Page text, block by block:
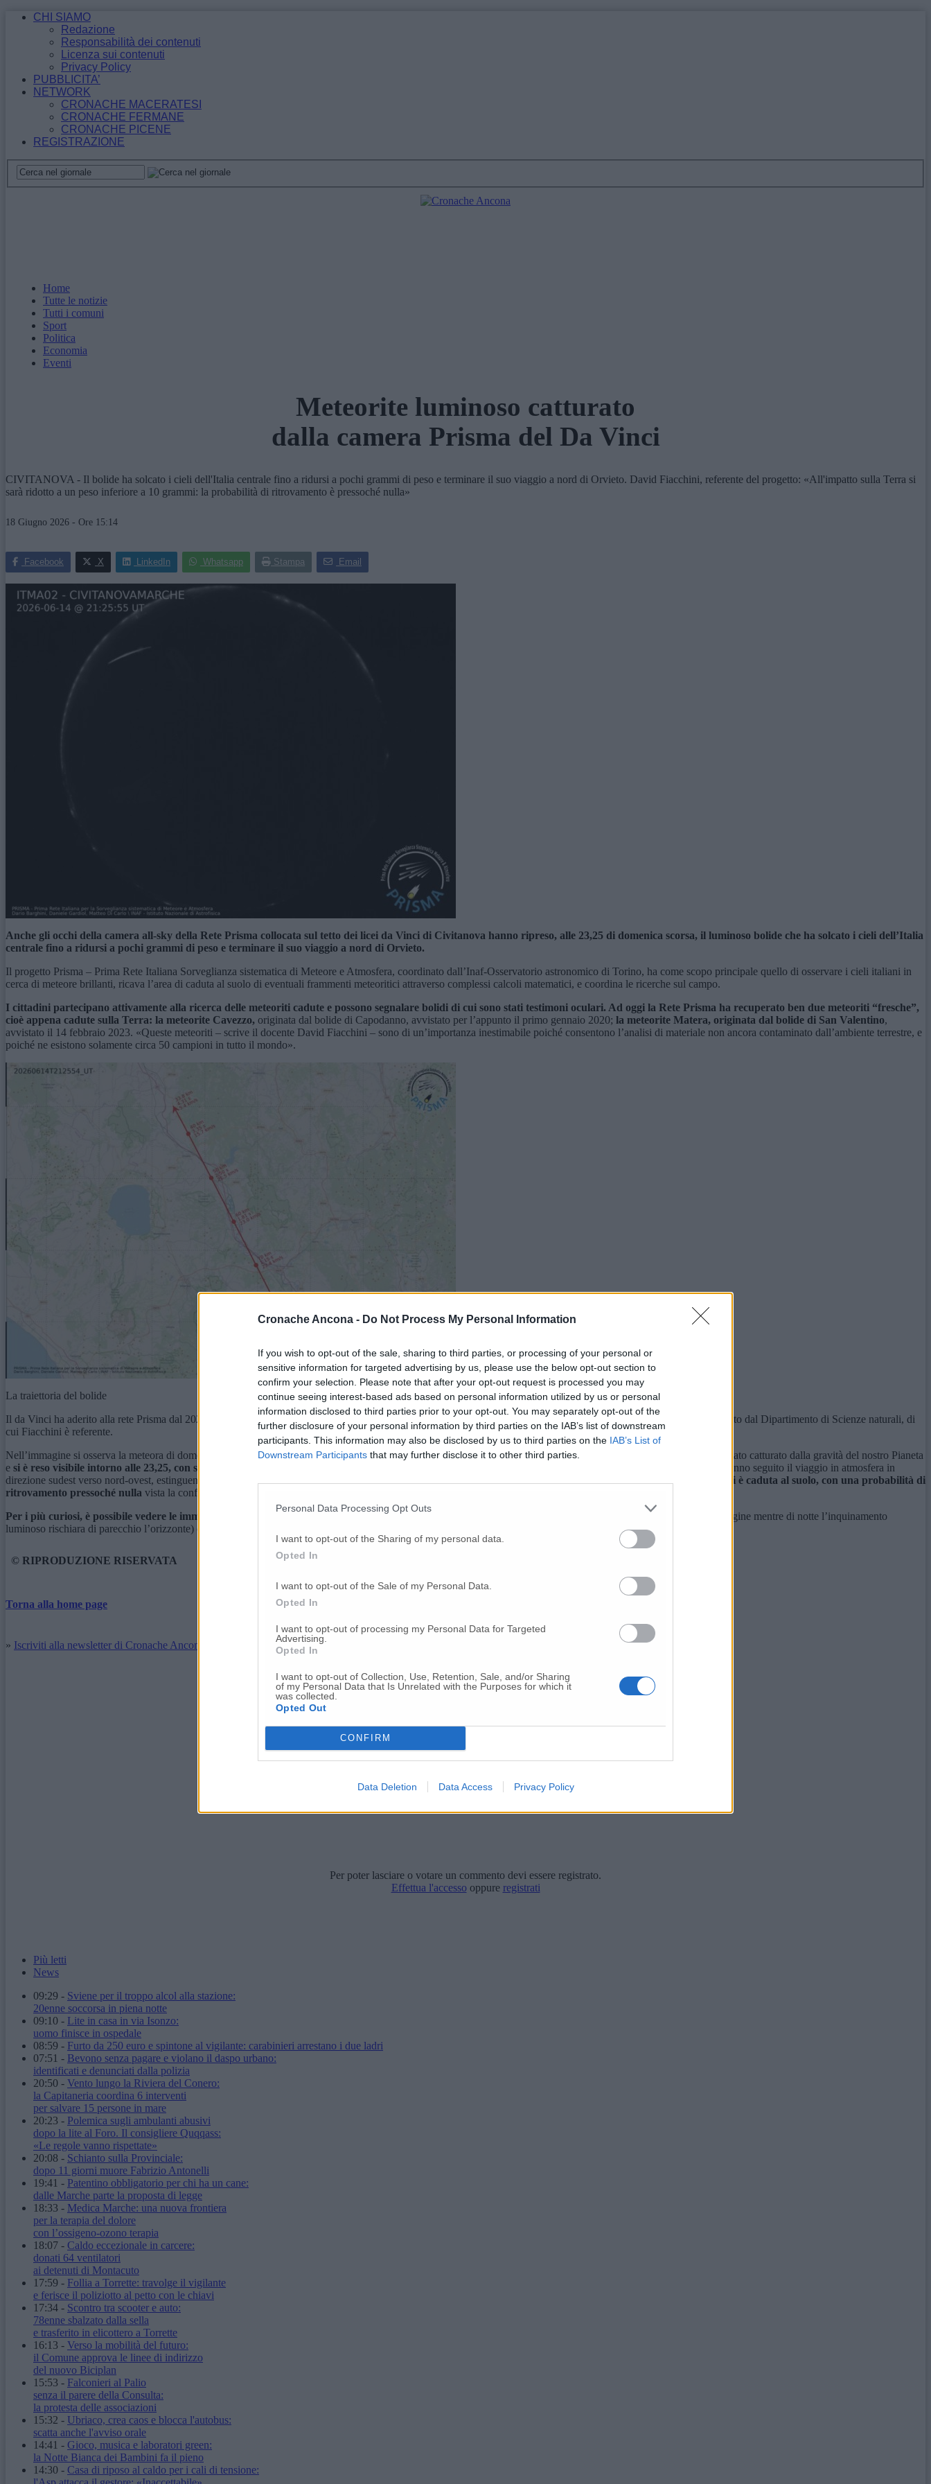
Cronache Ancona - Do Not Process My Personal Information
If you wish to opt-out of the sale, sharing to third parties, or processing of your personal or
sensitive information for targeted advertising by us, please use the below opt-out section to
confirm your selection. Please note that after your opt-out request is processed you may
continue seeing interest-based ads based on personal information utilized by us or personal
information disclosed to third parties prior to your opt-out. You may separately opt-out of the
further disclosure of your personal information by third parties on the IAB’s list of downstream
participants. This information may also be disclosed by us to third parties on the IAB’s List of
Downstream Participants that may further disclose it to other third parties.
Personal Data Processing Opt Outs
I want to opt-out of the Sharing of my personal data.
Opted In
I want to opt-out of the Sale of my Personal Data.
Opted In
I want to opt-out of processing my Personal Data for Targeted
Advertising.
Opted In
I want to opt-out of Collection, Use, Retention, Sale, and/or Sharing
of my Personal Data that Is Unrelated with the Purposes for which it
was collected.
Opted Out
CONFIRM
Data Deletion Data Access Privacy Policy
CHI SIAMO
Redazione
Responsabilità dei contenuti
Licenza sui contenuti
Privacy Policy
PUBBLICITA’
NETWORK
CRONACHE MACERATESI
CRONACHE FERMANE
CRONACHE PICENE
REGISTRAZIONE
Home
Tutte le notizie
Tutti i comuni
Sport
Politica
Economia
Eventi
Meteorite luminoso catturato
dalla camera Prisma del Da Vinci
CIVITANOVA - Il bolide ha solcato i cieli dell'Italia centrale fino a ridursi a pochi grammi di peso e terminare il suo viaggio a nord di Orvieto. David Fiacchini, referente del progetto: «All'impatto sulla Terra si
sarà ridotto a un peso inferiore a 10 grammi: la probabilità di ritrovamento è pressoché nulla»
18 Giugno 2026 - Ore 15:14
Facebook X LinkedIn Whatsapp Stampa Email
Anche gli occhi della camera all-sky della Rete Prisma collocata sul tetto dei licei da Vinci di Civitanova hanno ripreso, alle 23,25 di domenica scorsa, il luminoso bolide che ha solcato i cieli dell’Italia
centrale fino a ridursi a pochi grammi di peso e terminare il suo viaggio a nord di Orvieto.
Il progetto Prisma – Prima Rete Italiana Sorveglianza sistematica di Meteore e Atmosfera, coordinato dall’Inaf-Osservatorio astronomico di Torino, ha come scopo principale quello di osservare i cieli italiani in
cerca di meteore brillanti, ricava l’area di caduta al suolo di eventuali frammenti meteoritici attraverso complessi calcoli matematici, e coordina le ricerche sul campo.
I cittadini partecipano attivamente alla ricerca delle meteoriti cadute e possono segnalare bolidi di cui sono stati testimoni oculari. Ad oggi la Rete Prisma ha recuperato ben due meteoriti “fresche”,
cioè appena cadute sulla Terra: la meteorite Cavezzo, originata dal bolide di Capodanno, avvistato per l’appunto il primo gennaio 2020; la meteorite Matera, originata dal bolide di San Valentino,
avvistato il 14 febbraio 2023. «Queste meteoriti – scrive il docente David Fiacchini – sono di un’importanza inestimabile poiché consentono l’analisi di materiale non ancora contaminato dall’ambiente terrestre, e
poiché ne esistono solamente circa 50 campioni in tutto il mondo».
La traiettoria del bolide
Il da Vinci ha aderito alla rete Prisma dal 2020 nell’ambito del progetto di laboratori scientifici “Smoa – Stazione Meteorologica e Osservatorio Astronomico”, coordinato dal Dipartimento di Scienze naturali, di
cui Fiacchini è referente.
Nell’immagine si osserva la meteora di domenica scorsa così come “catturata” dalla strumentazione del da Vinci: «Questo frammento di roccia vagante nello spazio è stato catturato dalla gravità del nostro Pianeta
e si è reso visibile intorno alle 23,25, con sei camere della rete Prisma dell’Italia centrale (Amelia, Civitanova Marche, Elba, Gorga, Perugia, Roma)
che ne hanno seguito il viaggio in atmosfera in
direzione sudest verso nord-ovest, estinguendosi poco più di 4 secondi dopo a nord di Orvieto – spiega Fiacchini –
probabilmente una massa inferiore ai 10 grammi è caduta al suolo, con una probabilità di
ritrovamento pressoché nulla vista la conformazione la geomorfologia dell’area e la presenza di vegetazione».
Per i più curiosi, è possibile vedere le immagini in diretta della camera all-sky civitanovese
(con l’avvertimento che, ovviamente, di giorno il Sole “satura” l’immagine mentre di notte l’inquinamento
luminoso rischiara di parecchio l’orizzonte) collegandosi
© RIPRODUZIONE RISERVATA
Torna alla home page
» Iscriviti alla newsletter di Cronache Ancona
Per poter lasciare o votare un commento devi essere registrato.
Effettua l'accesso oppure registrati
Più letti
News
09:29 - Sviene per il troppo alcol alla stazione:
20enne soccorsa in piena notte
09:10 - Lite in casa in via Isonzo:
uomo finisce in ospedale
08:59 - Furto da 250 euro e spintone al vigilante: carabinieri arrestano i due ladri
07:51 - Bevono senza pagare e violano il daspo urbano:
identificati e denunciati dalla polizia
20:50 - Vento lungo la Riviera del Conero:
la Capitaneria coordina 6 interventi
per salvare 15 persone in mare
20:23 - Polemica sugli ambulanti abusivi
dopo la lite al Foro. Il consigliere Quqqass:
«Le regole vanno rispettate»
20:08 - Schianto sulla Provinciale:
dopo 11 giorni muore Fabrizio Antonelli
19:41 - Patentino obbligatorio per chi ha un cane:
dalle Marche parte la proposta di legge
18:33 - Medica Marche: una nuova frontiera
per la terapia del dolore
con l’ossigeno-ozono terapia
18:07 - Caldo eccezionale in carcere:
donati 64 ventilatori
ai detenuti di Montacuto
17:59 - Follia a Torrette: travolge il vigilante
e ferisce il poliziotto al petto con le chiavi
17:34 - Scontro tra scooter e auto:
78enne sbalzato dalla sella
e trasferito in elicottero a Torrette
16:13 - Verso la mobilità del futuro:
il Comune approva le linee di indirizzo
del nuovo Biciplan
15:53 - Falconieri al Palio
senza il parere della Consulta:
la protesta delle associazioni
15:32 - Ubriaco, crea caos e blocca l'autobus:
scatta anche l'avviso orale
14:41 - Gioco, musica e laboratori green:
la Notte Bianca dei Bambini fa il pieno
14:30 - Casa di riposo al caldo per i cali di tensione: